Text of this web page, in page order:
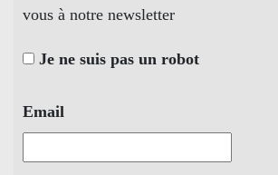
vous à notre newsletter
Je ne suis pas un robot
Email